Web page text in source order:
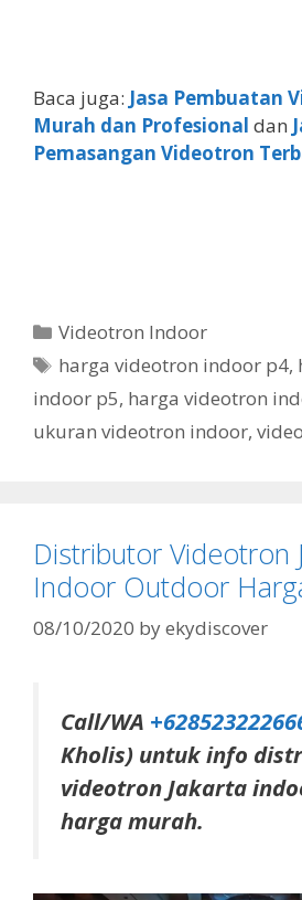
Baca juga: Jasa Pembuatan
Murah dan Profesional dan
Pemasangan Videotron
Videotron Indoor
harga videotron indoor p4,
indoor p5, harga videotron
ukuran videotron indoor,
Distributor Videotron
Indoor Outdoor
08/10/2020 byekydiscover
Call/WA
Kholis) untuk info
videotron Jakarta
harga murah.